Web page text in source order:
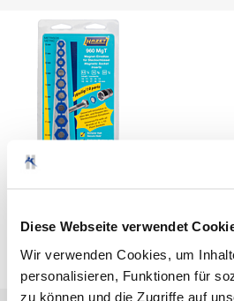
Diese Webseite verwendet
Wir verwenden Cookies, um
personalisieren, Funktionen für
zu können und die Zugriffe auf
8000-097-661